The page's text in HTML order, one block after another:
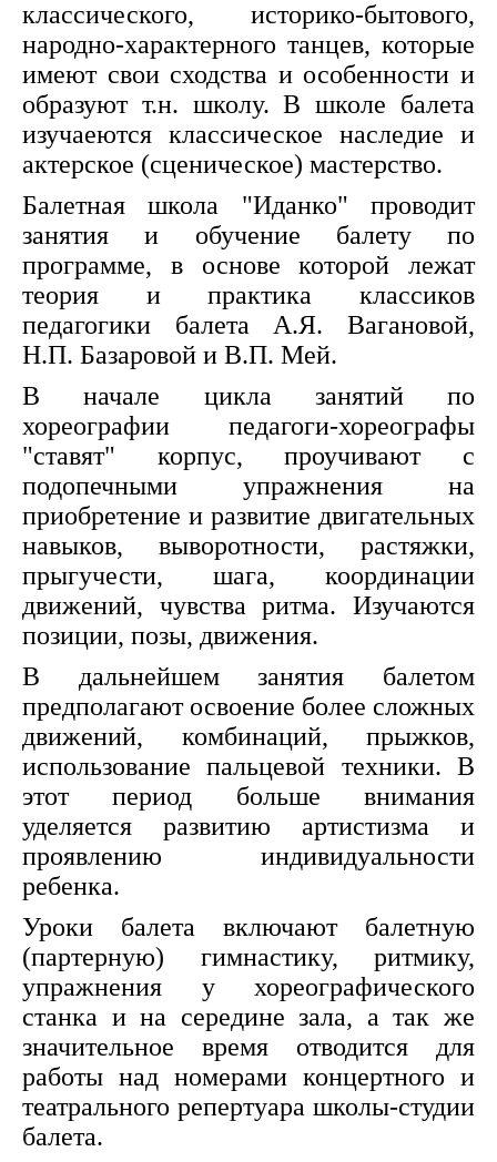
классического, историко-бытового,
народно-характерного танцев, которые
имеют свои сходства и особенности и
образуют т.н. школу. В школе балета
изучаеются классическое наследие и
актерское (сценическое) мастерство.
Балетная школа "Иданко" проводит
занятия и обучение балету по
программе, в основе которой лежат
теория и практика классиков
педагогики балета А.Я. Вагановой,
Н.П. Базаровой и В.П. Мей.
В начале цикла занятий по
хореографии педагоги-хореографы
"ставят" корпус, проучивают с
подопечными упражнения на
приобретение и развитие двигательных
навыков, выворотности, растяжки,
прыгучести, шага, координации
движений, чувства ритма. Изучаются
позиции, позы, движения.
В дальнейшем занятия балетом
предполагают освоение более сложных
движений, комбинаций, прыжков,
использование пальцевой техники. В
этот период больше внимания
уделяется развитию артистизма и
проявлению индивидуальности
ребенка.
Уроки балета включают балетную
(партерную) гимнастику, ритмику,
упражнения у хореографического
станка и на середине зала, а так же
значительное время отводится для
работы над номерами концертного и
театрального репертуара школы-студии
балета.